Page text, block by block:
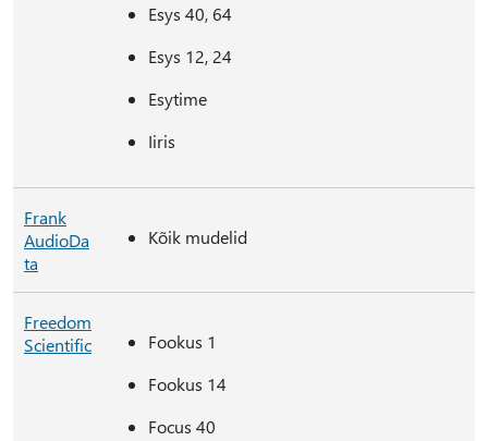
Esys 40, 64
Esys 12, 24
Esytime
Iiris
Frank
AudioDa
ta
Kõik mudelid
Freedom
Scientific
Fookus 1
Fookus 14
Focus 40